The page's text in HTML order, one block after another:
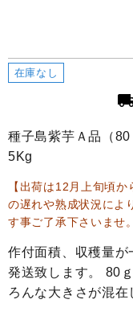
在庫なし
種子島紫芋Ａ品（80
5Kg
【出荷は12月上旬頃
の遅れや熟成状況によ
す事ご了承下さいませ
作付面積、収穫量が
発送致します。 80
ろんな大きさが混在